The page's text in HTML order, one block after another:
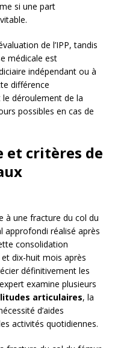
si une part
de l’IPP, tandis
médicale est
indépendant ou à
différence
déroulement de la
possibles en cas de
et critères de
à une fracture du col du
approfondi réalisé après
consolidation
dix-huit mois après
définitivement les
examine plusieurs
articulaires, la
d’aides
activités quotidiennes.